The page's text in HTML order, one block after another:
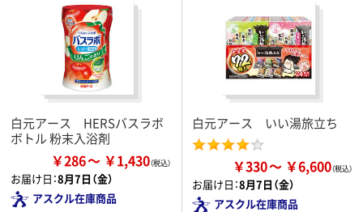
白元アース HERSバスラボ
ボトル 粉末入浴剤
￥286 ￥1,430
お届け日：8月7日（金）
アスクル在庫商品
白元アース いい湯旅立ち
￥330 ￥6,600
お届け日：8月7日（金）
アスクル在庫商品